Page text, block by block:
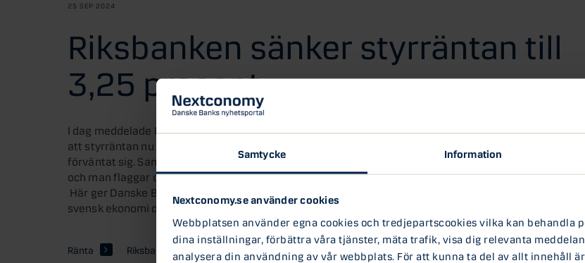
Samtycke Information
Nextconomy.se använder cookies
Webbplatsen använder egna cookies och tredjepartscookies vilka kan behandla
dina inställningar, förbättra våra tjänster, mäta trafik, visa dig relevanta
analysera din användning av vår webbplats. För att kunna ta del av allt innehåll
25 SEP 2024
Riksbanken sänker styrräntan till
3,25 procent
I dag meddelade Riksbanken att man sänker styrräntan med 0,25 procentenheter vilket innebär
att styrräntan nu landar på 3,25 procent. Beskedet var helt i linje med vad de flesta experter hade
förväntat sig. Samtidigt meddelade Riksbanken att ytterligare sänkningar av styrräntan kan ske
och man flaggar då för en eventuell dubbelsänkning vid något av de två mötena som återstår i år.
Här ger Danske Banks chefekonom, Michael Grahn, sin syn på hur detta kommer att påverka
svensk ekonomi och svenska hushåll framöver.
Ränta Riksbanken